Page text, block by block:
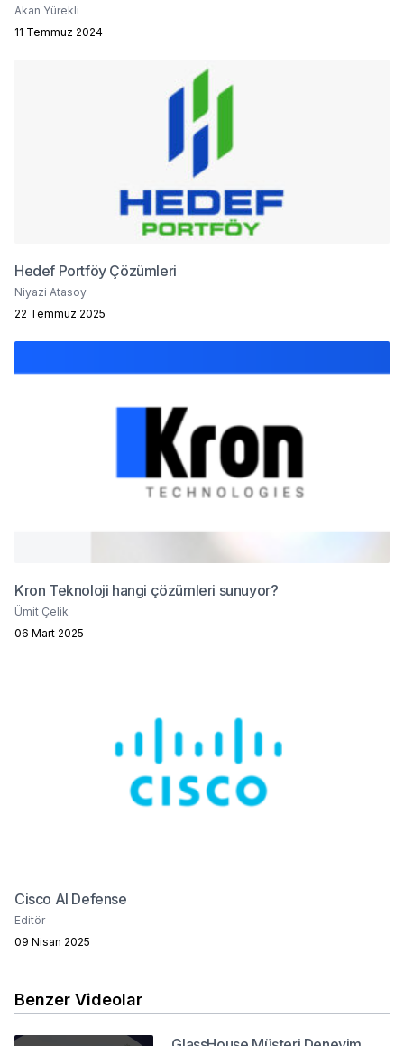
Akan Yürekli
11 Temmuz 2024
Hedef Portföy Çözümleri
Niyazi Atasoy
22 Temmuz 2025
Kron Teknoloji hangi çözümleri sunuyor?
Ümit Çelik
06 Mart 2025
Cisco AI Defense
Editör
09 Nisan 2025
Benzer Videolar